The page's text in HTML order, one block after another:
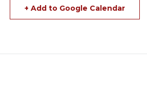
+ Add to Google Calendar